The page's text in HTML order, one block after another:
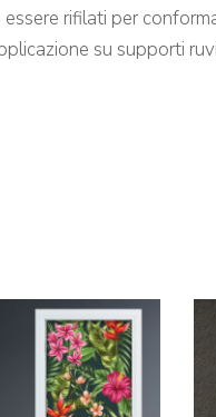
rifilati per
su supporti